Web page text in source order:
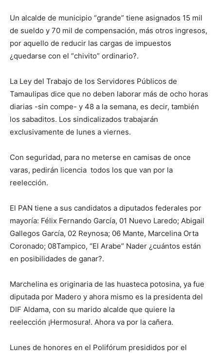
Un alcalde de municipio “grande” tiene asignados 15 mil
de sueldo y 70 mil de compensación, más otros ingresos,
por aquello de reducir las cargas de impuestos
¿quedarse con el “chivito” ordinario?.
La Ley del Trabajo de los Servidores Públicos de
Tamaulipas dice que no deben laborar más de ocho horas
diarias -sin compe- y 48 a la semana, es decir, también
los sabaditos. Los sindicalizados trabajarán
exclusivamente de lunes a viernes.
Con seguridad, para no meterse en camisas de once
varas, pedirán licencia todos los que van por la
reelección.
El PAN tiene a sus candidatos a diputados federales por
mayoría: Félix Fernando García, 01 Nuevo Laredo; Abigail
Gallegos García, 02 Reynosa; 06 Mante, Marcelina Orta
Coronado; 08Tampico, “El Arabe” Nader ¿cuántos están
en posibilidades de ganar?.
Marchelina es originaria de las huasteca potosina, ya fue
diputada por Madero y ahora mismo es la presidenta del
DIF Aldama, con su marido alcalde que quiere la
reelección ¡Hermosura!. Ahora va por la cañera.
Lunes de honores en el Polifórum presididos por el